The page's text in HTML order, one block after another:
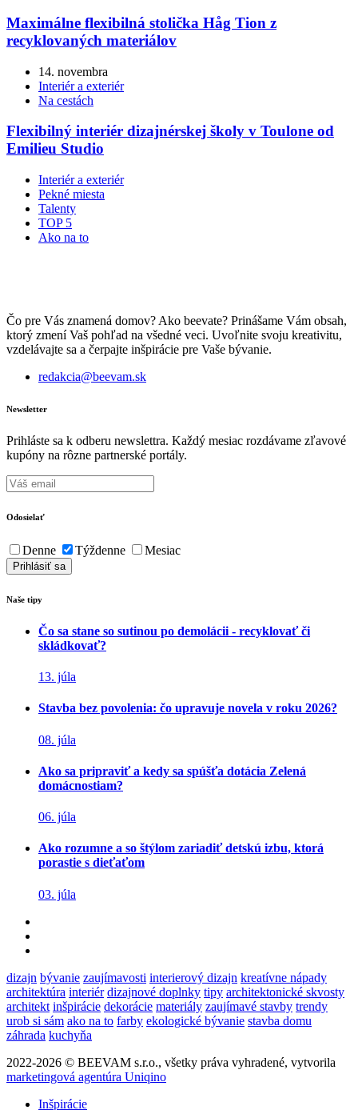
Maximálne flexibilná stolička Håg Tion z
recyklovaných materiálov
14. novembra
Interiér a exteriér
Na cestách
Flexibilný interiér dizajnérskej školy v Toulone od
Emilieu Studio
Interiér a exteriér
Pekné miesta
Talenty
TOP 5
Ako na to
Čo pre Vás znamená domov? Ako beevate? Prinášame Vám obsah,
ktorý zmení Vaš pohľad na všedné veci. Uvoľnite svoju kreativitu,
vzdelávajte sa a čerpajte inšpirácie pre Vaše bývanie.
redakcia@beevam.sk
Newsletter
Prihláste sa k odberu newslettra. Každý mesiac rozdávame zľavové
kupóny na rôzne partnerské portály.
Odosielať
Denne Týždenne Mesiac
Naše tipy
Čo sa stane so sutinou po demolácii - recyklovať či
skládkovať?
13. júla
Stavba bez povolenia: čo upravuje novela v roku 2026?
08. júla
Ako sa pripraviť a kedy sa spúšťa dotácia Zelená
domácnostiam?
06. júla
Ako rozumne a so štýlom zariadiť detskú izbu, ktorá
porastie s dieťaťom
03. júla
dizajn bývanie zaujímavosti interierový dizajn kreatívne nápady
architektúra interiér dizajnové doplnky tipy architektonické skvosty
architekt inšpirácie dekorácie materiály zaujímavé stavby trendy
urob si sám ako na to farby ekologické bývanie stavba domu
záhrada kuchyňa
2022-2026 © BEEVAM s.r.o., všetky práva vyhradené, vytvorila
marketingová agentúra Uniqino
Inšpirácie